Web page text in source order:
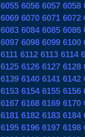
6055 6056 6057 6058
6069 6070 6071 6072
6083 6084 6085 6086
6097 6098 6099 6100
6111 6112 6113 6114
6125 6126 6127 6128
6139 6140 6141 6142
6153 6154 6155 6156
6167 6168 6169 6170
6181 6182 6183 6184
6195 6196 6197 6198